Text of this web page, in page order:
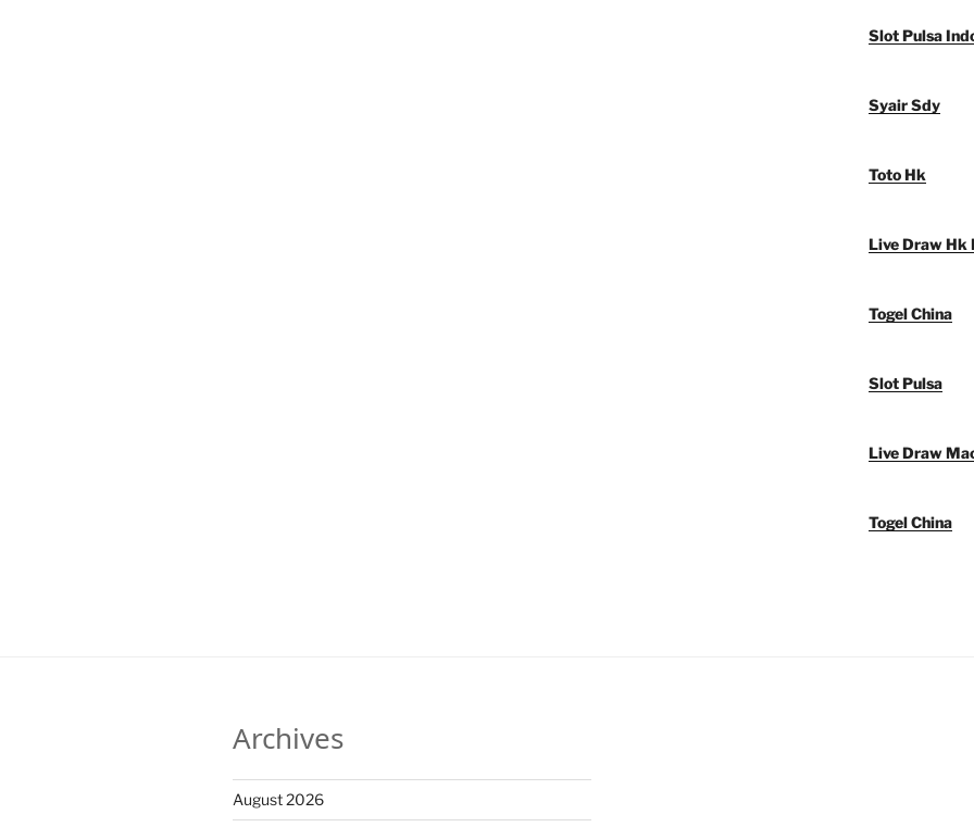
Slot Pulsa
Syair Sdy
Toto Hk
Live Draw Hk
Togel China
Slot Pulsa
Live Draw
Togel China
Archives
August 2026